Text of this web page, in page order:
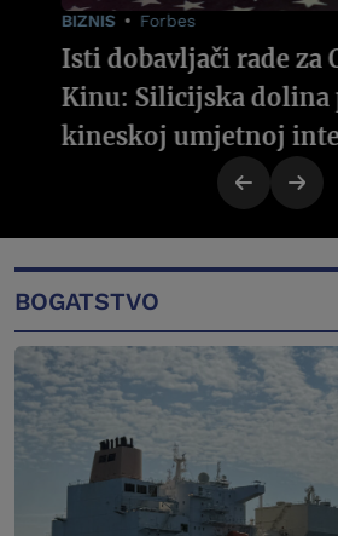
BIZNIS Forbes
Isti dobavljači rade za
Kinu: Silicijska dolina
kineskoj umjetnoj
BOGATSTVO